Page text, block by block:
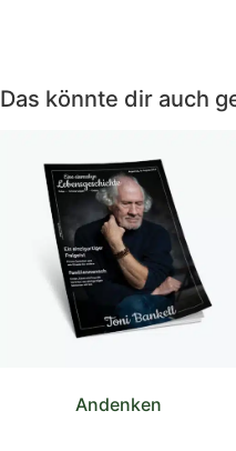
Das könnte dir auch
Andenken